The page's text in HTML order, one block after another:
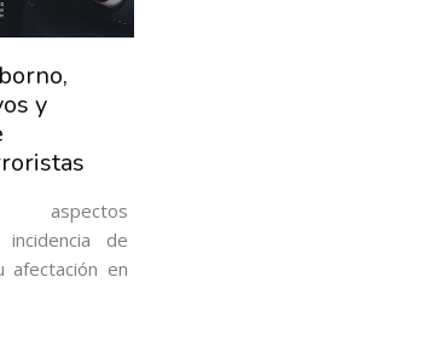
y
aspectos
de
en